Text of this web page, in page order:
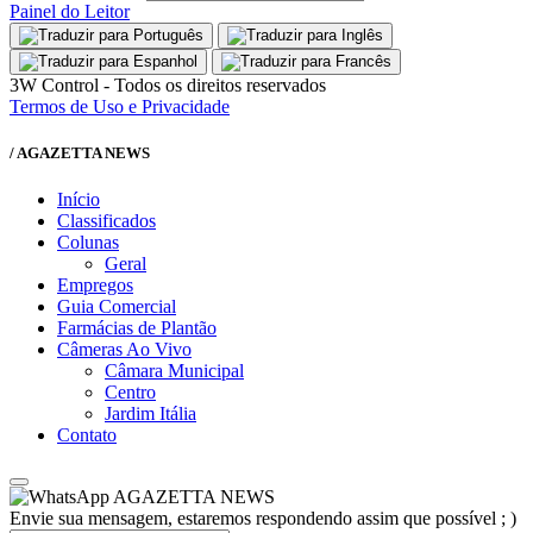
Painel do Leitor
3W Control - Todos os direitos reservados
Termos de Uso e Privacidade
/ AGAZETTA NEWS
Início
Classificados
Colunas
Geral
Empregos
Guia Comercial
Farmácias de Plantão
Câmeras Ao Vivo
Câmara Municipal
Centro
Jardim Itália
Contato
AGAZETTA NEWS
Envie sua mensagem, estaremos respondendo assim que possível ; )